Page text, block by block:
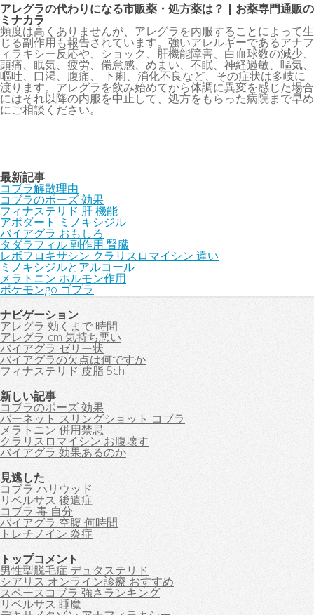
アレグラの代わりになる市販薬・処方薬は？ | お薬専門通販の
ミナカラ
頻度は高くありませんが、アレグラを内服することによって生
じる副作用も報告されています。強いアレルギーであるアナフ
ィラキシー反応や、ショック、肝機能障害、白血球数の減少、
頭痛、眠気、疲労、倦怠感、めまい、不眠、神経過敏、嘔気、
嘔吐、口渇、腹痛、 下痢、消化不良など、その症状は多岐に
渡ります。アレグラを飲み始めてから体調に異変を感じた場合
にはそれ以降の内服を中止して、処方をもらった病院まで早め
にご相談ください。
最新記事
コブラ解散理由
コブラのポーズ 効果
フィナステリド 肝 機能
アボダート ミノキシジル
バイアグラ おもしろ
タダラフィル 副作用 腎臓
レボフロキサシン クラリスロマイシン 違い
ミノキシジルとアルコール
メラトニン ホルモン作用
ポケモンgo ゴプラ
ナビゲーション
アレグラ 効くまで 時間
アレグラ cm 気持ち悪い
バイアグラ ゼリー状
バイアグラの欠点は何ですか
フィナステリド 皮脂 5ch
新しい記事
コブラのポーズ 効果
バーネット スリングショット コブラ
メラトニン 併用禁忌
クラリスロマイシン お腹壊す
バイアグラ 効果あるのか
見逃した
コブラ ハリウッド
リベルサス 後遺症
コブラ 毒 自分
バイアグラ 空腹 何時間
トレチノイン 炎症
トップコメント
男性型脱毛症 デュタステリド
シアリス オンライン診療 おすすめ
スペースコブラ 強さランキング
リベルサス 睡魔